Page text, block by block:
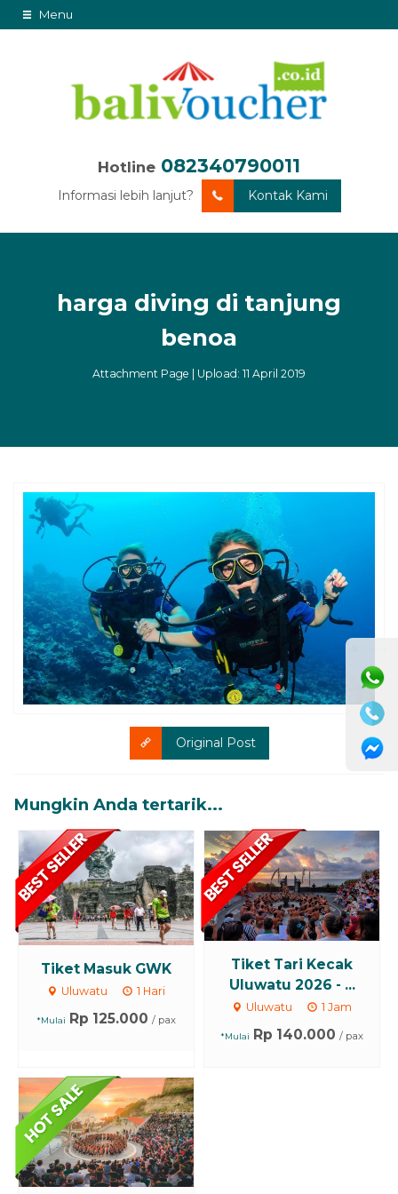
Menu
Hotline 082340790011
Informasi lebih lanjut? Kontak Kami
harga diving di tanjung
benoa
Attachment Page | Upload: 11 April 2019
Original Post
Mungkin Anda tertarik...
Tiket Masuk GWK
Uluwatu 1 Hari
*Mulai Rp 125.000 / pax
Tiket Tari Kecak
Uluwatu 2026 - ...
Uluwatu 1 Jam
*Mulai Rp 140.000 / pax